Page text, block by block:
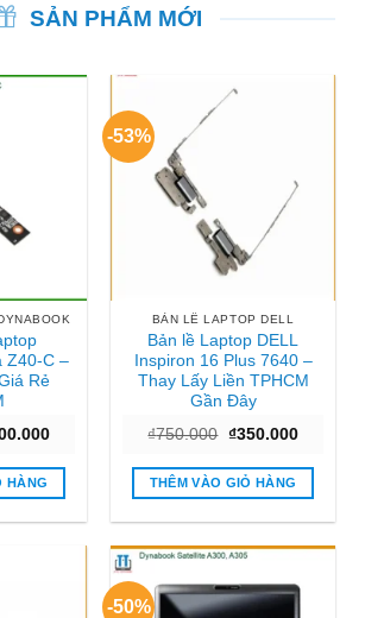
SẢN PHẨM MỚI
Z40-C –
Rẻ
Giá
tại
₫300.000.
HÀNG
-53%
BẢN LỀ LAPTOP DELL
Bản lề Laptop DELL
Inspiron 16 Plus 7640 –
Thay Lấy Liền TPHCM
Gần Đây
₫750.000 Giá
là:
₫750.000.
₫350.000Giá
tại
THÊM VÀO GIỎ HÀNG
-50%